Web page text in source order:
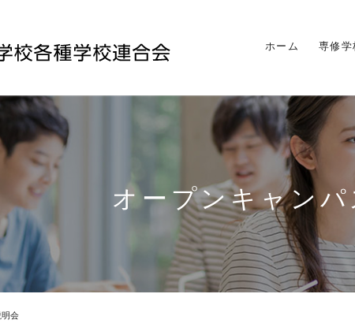
ホーム 専修学
オープンキャン
会